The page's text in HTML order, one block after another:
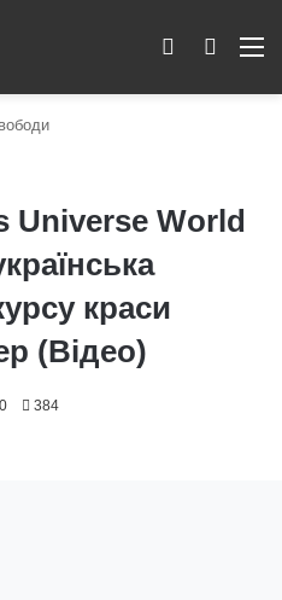
Пошук
Switch skin
Universe World
краси
(Відео)
384